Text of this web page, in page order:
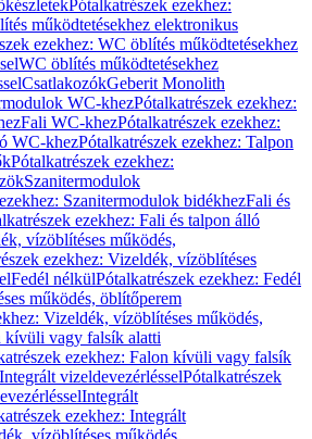
Pótalkatrészek ezekhez:
működtetésekhez elektronikus
ezekhez: WC öblítés működtetésekhez
WC öblítés működtetésekhez
CsatlakozókGeberit Monolith
WC-khezPótalkatrészek ezekhez:
Fali WC-khezPótalkatrészek ezekhez:
WC-khezPótalkatrészek ezekhez: Talpon
Pótalkatrészek ezekhez:
Szanitermodulok
Szanitermodulok bidékhezFali és
ezekhez: Fali és talpon álló
vízöblítéses működés,
ezekhez: Vizeldék, vízöblítéses
Fedél nélkülPótalkatrészek ezekhez: Fedél
működés, öblítőperem
Vizeldék, vízöblítéses működés,
kívüli vagy falsík alatti
ezekhez: Falon kívüli vagy falsík
Integrált vizeldevezérlésselPótalkatrészek
Integrált
ezekhez: Integrált
vízöblítéses működés,